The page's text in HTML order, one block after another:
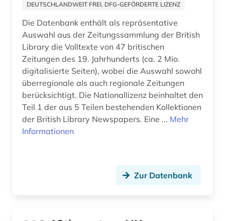
benediktinerabtei (1)
benediktinerkloster sankt salvator und
bonifatius (1)
beneluxländer (1)
benin (1)
benjamin (1)
DEUTSCHLANDWEIT FREI, DFG-GEFÖRDERTE LIZENZ
Die Datenbank enthält als repräsentative
Auswahl aus der Zeitungssammlung der British
Library die Volltexte von 47 britischen
Zeitungen des 19. Jahrhunderts (ca. 2 Mio.
digitalisierte Seiten), wobei die Auswahl sowohl
überregionale als auch regionale Zeitungen
berücksichtigt. Die Nationallizenz beinhaltet den
Teil 1 der aus 5 Teilen bestehenden Kollektionen
der British Library Newspapers. Eine ... Mehr
Informationen
Zur Datenbank